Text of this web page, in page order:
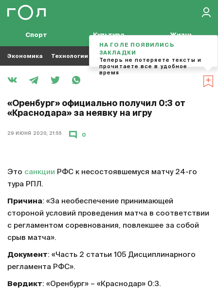
Спорт Культура Жизнь
Экономика Технологии Кино Футбол
«Оренбург» официально получил 0:3 от
«Краснодара» за неявку на игру
29 ИЮНЯ 2020, 21:55 0
Это санкции РФС к несостоявшемуся матчу 24-го
тура РПЛ.
Причина: «За необеспечение принимающей
стороной условий проведения матча в соответствии
с регламентом соревнования, повлекшее за собой
срыв матча».
Документ: «Часть 2 статьи 105 Дисциплинарного
регламента РФС».
Вердикт: «Оренбург» – «Краснодар» 0:3.
НА ГОЛЕ ПОЯВИЛИСЬ
ЗАКЛАДКИ
Теперь не потеряете тексты и
прочитаете все в удобное
время